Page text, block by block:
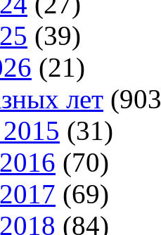
(39)
(21)
лет
(31)
(70)
(69)
(84)